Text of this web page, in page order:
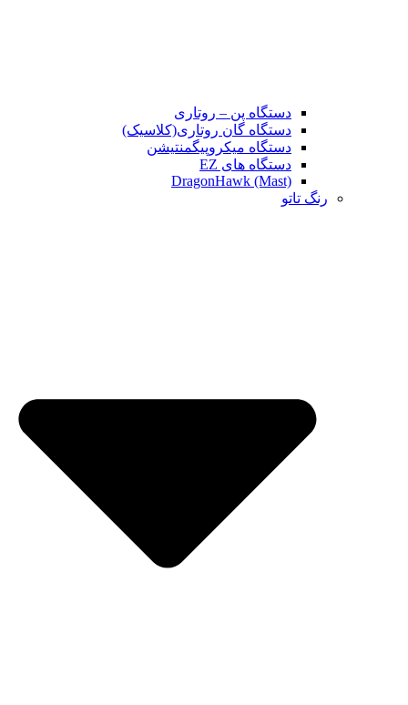
دستگاه پن – روتاری
دستگاه گان روتاری(کلاسیک)
دستگاه میکروپیگمنتیشن
دستگاه های EZ
DragonHawk (Mast)
رنگ تاتو